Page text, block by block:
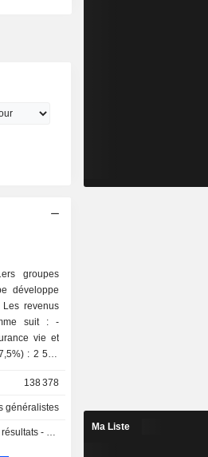
groupes
développe
revenus
suit : -
138 378
généralistes
- Q2 2026 Ma Liste